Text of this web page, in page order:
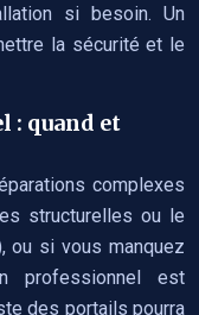
si besoin. Un
la sécurité et le
: quand et
complexes
structurelles ou le
ou si vous manquez
professionnel est
des portails pourra